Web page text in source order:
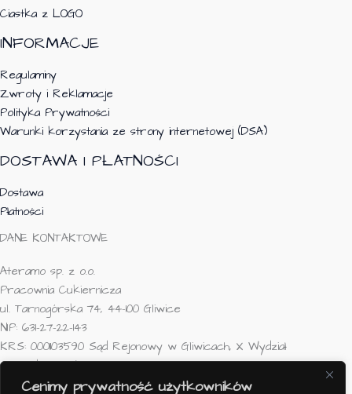
Cenimy prywatność użytkowników
Ciastka z LOGO
INFORMACJE
Regulaminy
Zwroty i Reklamacje
Polityka Prywatności
Warunki korzystania ze strony internetowej (DSA)
DOSTAWA I PŁATNOŚCI
Dostawa
Płatności
DANE KONTAKTOWE
Ateramo sp. z o.o.
Pracownia Cukiernicza
ul. Tarnogórska 74, 44-100 Gliwice
NIP: 631-27-22-143
KRS: 0001103590 Sąd Rejonowy w Gliwicach, X Wydział
Gospodarczy KRS
Kapitał zakładowy: 50 000zł